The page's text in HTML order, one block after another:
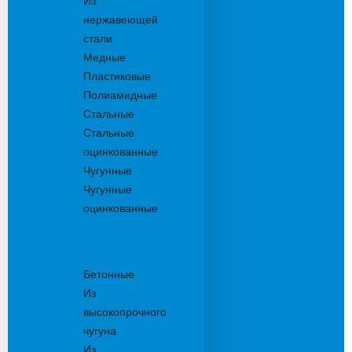
нержавеющей
стали
Медные
Пластиковые
Полиамидные
Стальные
Стальные
оцинкованные
Чугунные
Чугунные
оцинкованные
Бетонные
Из
высокопрочного
чугуна